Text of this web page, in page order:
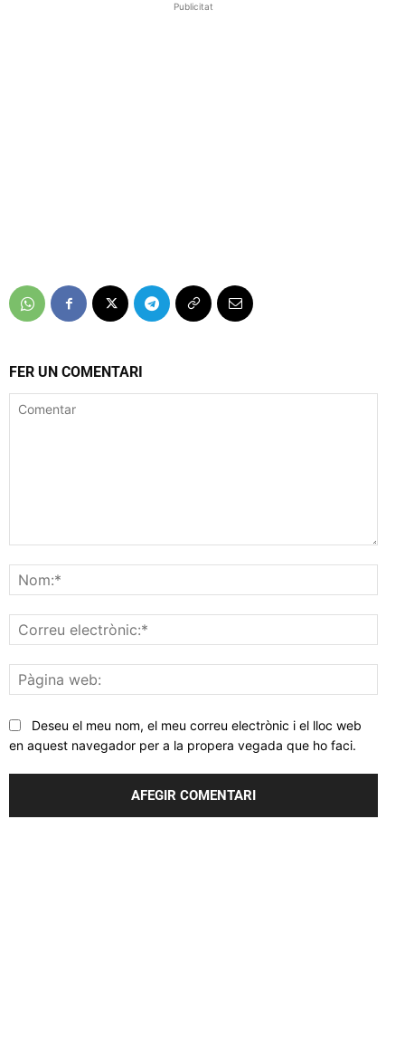
Publicitat
FER UN COMENTARI
web:
Deseu el meu nom, el meu correu electrònic i el lloc web
en aquest navegador per a la propera vegada que ho faci.